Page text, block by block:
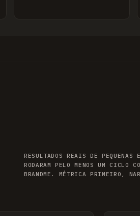
RESULTADOS REAIS DE PEQUENAS
RODARAM PELO MENOS UM CICLO
BRANDME. MÉTRICA PRIMEIRO,